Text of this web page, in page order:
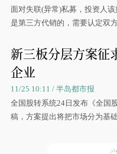
面对失联(异常)私募，投资人
是第三方代销的，需要认定双
新三板分层方案征
企业
11/25 10:11 / 半岛都市报
全国股转系统24日发布《全国
稿，方案提出将把市场分为基